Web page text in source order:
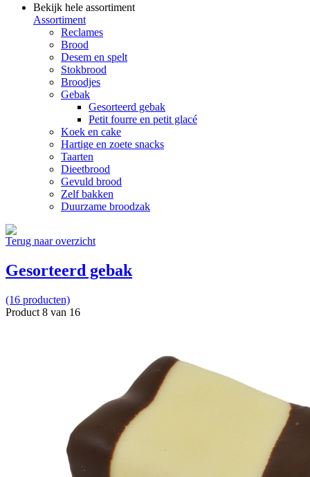
Bekijk hele assortiment
Assortiment
Reclames
Brood
Desem en spelt
Stokbrood
Broodjes
Gebak
Gesorteerd gebak
Petit fourre en petit glacé
Koek en cake
Hartige en zoete snacks
Taarten
Dieetbrood
Gevuld brood
Zelf bakken
Duurzame broodzak
Terug naar overzicht
Gesorteerd gebak
(16 producten)
Product 8 van 16